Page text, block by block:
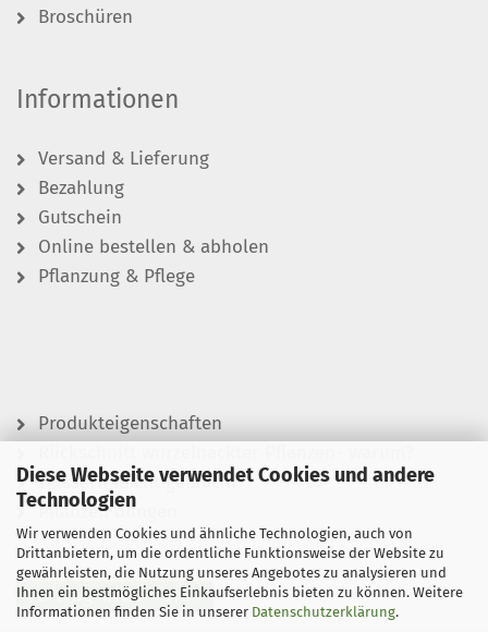
Diese Webseite verwendet Cookies und andere
Technologien
Wir verwenden Cookies und ähnliche Technologien, auch von
Drittanbietern, um die ordentliche Funktionsweise der Website zu
gewährleisten, die Nutzung unseres Angebotes zu analysieren und
Ihnen ein bestmögliches Einkaufserlebnis bieten zu können. Weitere
Informationen finden Sie in unserer Datenschutzerklärung.
Broschüren
Informationen
Versand & Lieferung
Bezahlung
Gutschein
Online bestellen & abholen
Pflanzung & Pflege
Produkteigenschaften
Wässern leicht gemacht
Pflanzen düngen
Vertrag widerrufen